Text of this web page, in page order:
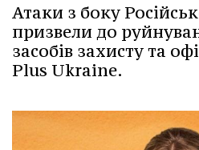
Атаки з боку
призвели до
засобів захисту та
Plus Ukraine.